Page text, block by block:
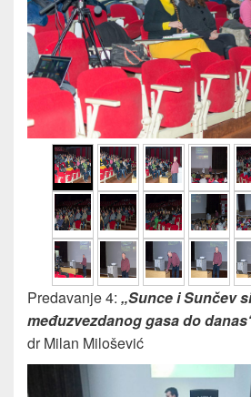
Predavanje 4: „Sunce i Sunčev
međuzvezdanog gasa do
dr Milan Milošević